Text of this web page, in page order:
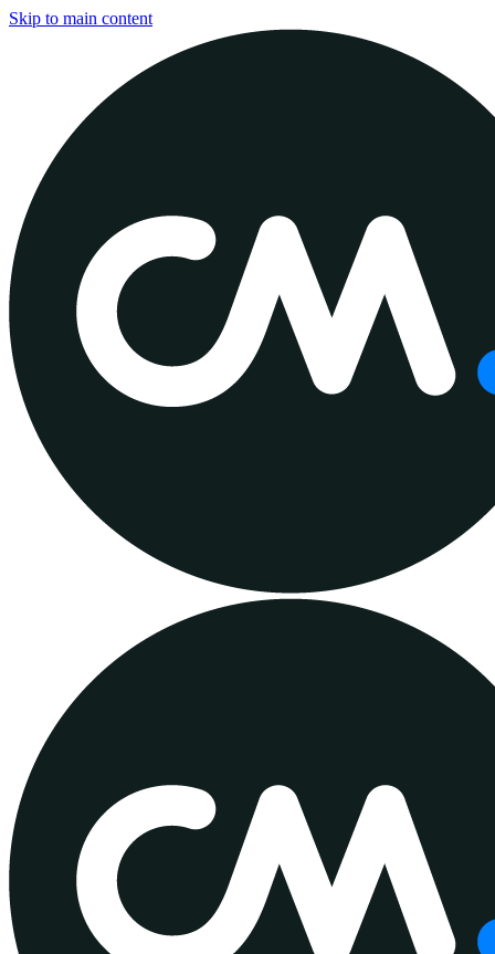
Skip to main content